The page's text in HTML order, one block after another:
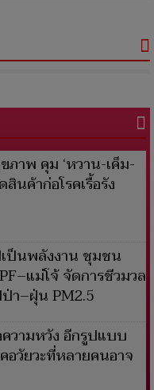
ภาพ คุม ‘หวาน-เค็ม-
สินค้าก่อโรคเรื้อรัง
ป็นพลังงาน ชุมชน
แม่โจ้ จัดการชีวมวล
า–ฝุ่น PM2.5
วามหวัง อีกรูปแบบ
อวัยวะที่หลายคนอาจ